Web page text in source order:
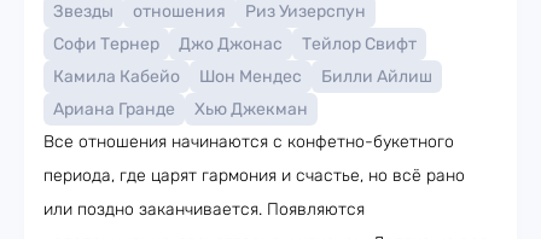
Звезды отношения
Риз Уизерспун
Софи Тернер
Джо Джонас
Тейлор Свифт
Камила Кабейо
Шон Мендес
Билли Айлиш
Ариана Гранде
Хью Джекман
Все отношения начинаются с конфетно-букетного
периода, где царят гармония и счастье, но всё рано
или поздно заканчивается. Появляются